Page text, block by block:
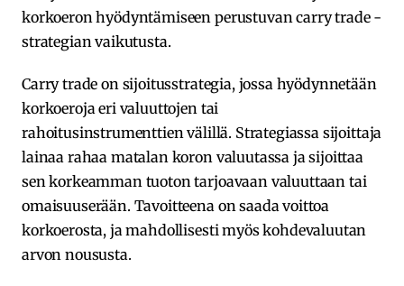
korkoeron hyödyntämiseen perustuvan carry trade -
strategian vaikutusta.
Carry trade on sijoitusstrategia, jossa hyödynnetään
korkoeroja eri valuuttojen tai
rahoitusinstrumenttien välillä. Strategiassa sijoittaja
lainaa rahaa matalan koron valuutassa ja sijoittaa
sen korkeamman tuoton tarjoavaan valuuttaan tai
omaisuuserään. Tavoitteena on saada voittoa
korkoerosta, ja mahdollisesti myös kohdevaluutan
arvon noususta.